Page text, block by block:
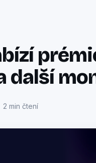
další
2 min čtení